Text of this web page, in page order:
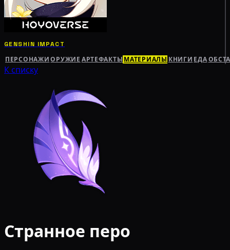
GENSHIN IMPACT
ПЕРСОНАЖИ ОРУЖИЕ АРТЕФАКТЫ МАТЕРИАЛЫ КНИГИ ЕДА
К списку
Странное перо